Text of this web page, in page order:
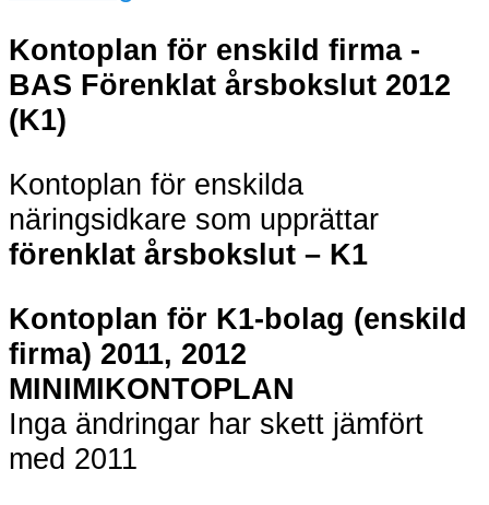
Kontoplan för enskild firma -
BAS Förenklat årsbokslut 2012
(K1)
Kontoplan för enskilda
näringsidkare som upprättar
förenklat årsbokslut – K1
Kontoplan för K1-bolag (enskild
firma) 2011, 2012
MINIMIKONTOPLAN
Inga ändringar har skett jämfört
med 2011